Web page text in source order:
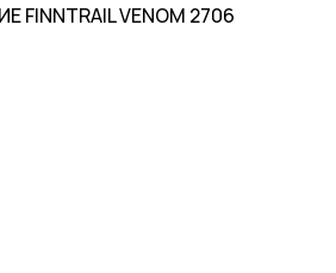
VENOM 2706